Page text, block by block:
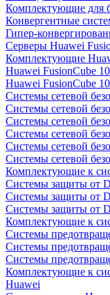
Комплектующие для
Конвергентные
Гипер-
Серверы Huawei
Комплектующие
Huawei FusionCube
Huawei FusionCube
Системы сетевой
Системы сетевой
Системы сетевой
Системы сетевой
Системы сетевой
Системы сетевой
Комплектующие к
Системы защиты от
Системы защиты от
Системы защиты от
Комплектующие к
Системы
Системы
Системы
Комплектующие к
Huawei